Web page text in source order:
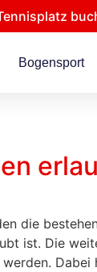
Bogensport
die
ist. Die